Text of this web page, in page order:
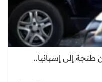
إلى إسبانيا..